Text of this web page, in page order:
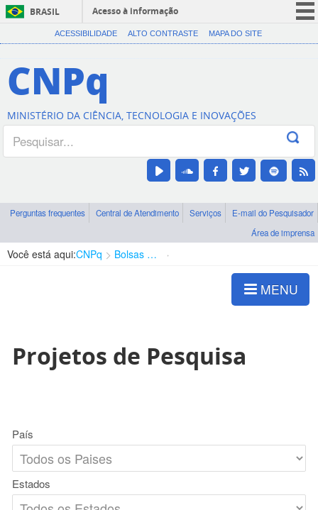
BRASIL
Acesso à informação
CORONAVÍRUS (COVID-19)
Canais
ACESSIBILIDADE ALTO CONTRASTE MAPA DO SITE
CNPq
MINISTÉRIO DA CIÊNCIA, TECNOLOGIA E INOVAÇÕES
Perguntas frequentes Central de Atendimento Serviços
E-mail do Pesquisador
Área de imprensa
Você está aqui:CNPq Bolsas e Auxílios Vigentes
MENU
Projetos de Pesquisa
País
Estados